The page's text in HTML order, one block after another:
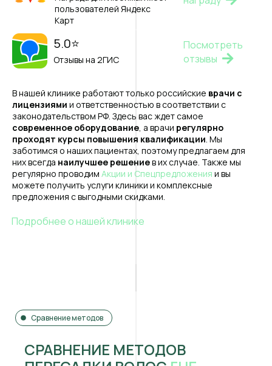
пользователей Яндекс
Карт
5.0⭐️
Отзывы на 2ГИС
Посмотреть
отзывы
В нашей клинике работают только российские врачи с
лицензиями и ответственностью в соответствии с
законодательством РФ. Здесь вас ждет самое
современное оборудование , а врачи регулярно
проходят курсы повышения квалификации . Мы
заботимся о наших пациентах, поэтому предлагаем для
них всегда наилучшее решениев их случае. Также мы
регулярно проводим Акции и Спецпредложения и вы
можете получить услуги клиники и комплексные
предложения с выгодными скидками.
Подробнее о нашей клинике
Сравнение методов
СРАВНЕНИЕ МЕТОДОВ